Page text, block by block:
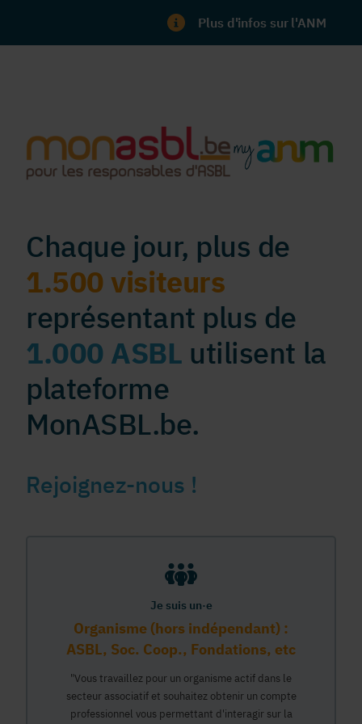
Plus d'infos sur l'ANM
Chaque jour, plus de
1.500 visiteurs
représentant plus de
1.000 ASBL utilisent la
plateforme
MonASBL.be.
Rejoignez-nous !
Je suis un·e
Organisme (hors indépendant) :
ASBL, Soc. Coop., Fondations, etc
"Vous travaillez pour un organisme actif dans le
secteur associatif et souhaitez obtenir un compte
professionnel vous permettant d'interagir sur la